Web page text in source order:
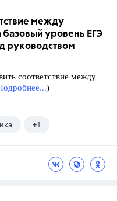
между
уровень ЕГЭ
руководством
соответствие между
)
+1